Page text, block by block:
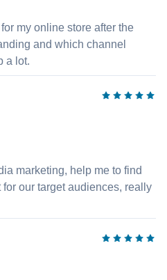
my online store after the
and which channel
a lot.
marketing, help me to find
our target audiences, really